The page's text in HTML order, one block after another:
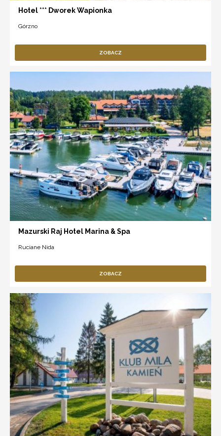
Hotel *** Dworek Wapionka
Górzno
ZOBACZ
Mazurski Raj Hotel Marina & Spa
Ruciane Nida
ZOBACZ